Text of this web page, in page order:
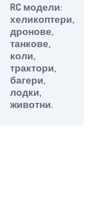
RC модели:
хеликоптери,
дронове,
танкове,
коли,
трактори,
багери,
лодки,
животни.